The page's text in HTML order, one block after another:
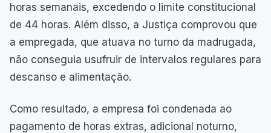
horas semanais, excedendo o limite constitucional
de 44 horas. Além disso, a Justiça comprovou que
a empregada, que atuava no turno da madrugada,
não conseguia usufruir de intervalos regulares para
descanso e alimentação.
Como resultado, a empresa foi condenada ao
pagamento de horas extras, adicional noturno,